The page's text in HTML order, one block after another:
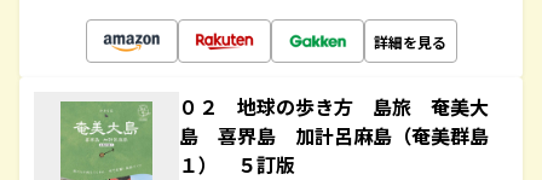
詳細を見る
０２ 地球の歩き方 島旅 奄美大
島 喜界島 加計呂麻島（奄美群島
１） ５訂版